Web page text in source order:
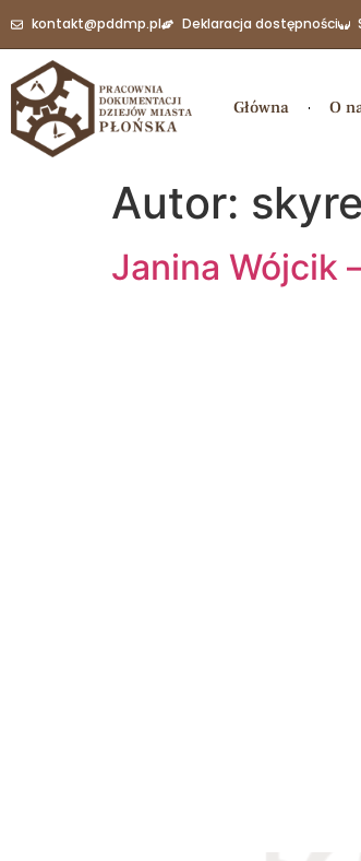
treścikontakt@pddmp.pl Deklaracja dostępności
Główna O
Autor:
Janina Wójcik